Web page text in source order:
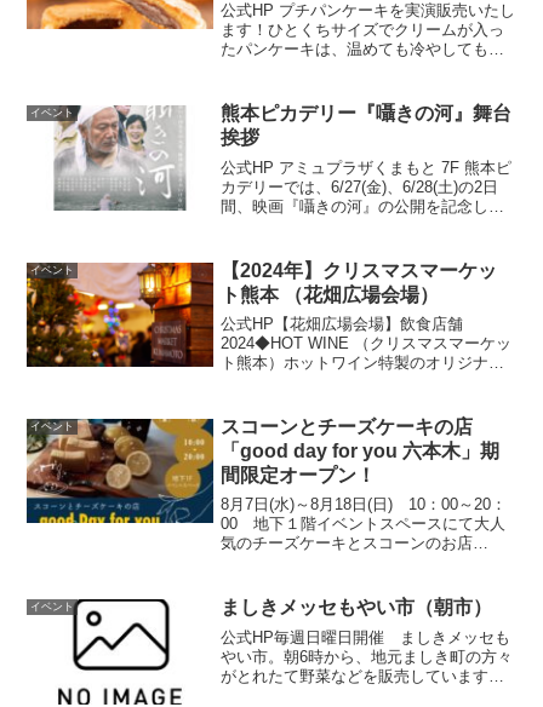
公式HP プチパンケーキを実演販売いたし
ます！ひとくちサイズでクリームが入っ
たパンケーキは、温めても冷やしてもお
イベント
熊本ピカデリー『囁きの河』舞台
挨拶
公式HP アミュプラザくまもと 7F 熊本ピ
カデリーでは、6/27(金)、6/28(土)の2日
間、映画『囁きの河』の公開を記念して
史監督※登壇者は予告なく変更とな...
イベント
【2024年】クリスマスマーケッ
ト熊本 （花畑広場会場）
公式HP【花畑広場会場】飲食店舗
2024◆HOT WINE （クリスマスマーケッ
ト熊本）ホットワイン特製のオリジナル
す。今年はノンアルのホットワインもご
用意しています。...
イベント
スコーンとチーズケーキの店
「good day for you 六本木」期
間限定オープン！
8月7日(水)～8月18日(日) 10：00～20：
00 地下１階イベントスペースにて大人
気のチーズケーキとスコーンのお店
機会に是非お立ち寄りくださ...
イベント ましきメッセもやい市（朝市）
公式HP毎週日曜日開催 ましきメッセも
やい市。朝6時から、地元ましき町の方々
がとれたて野菜などを販売しています。